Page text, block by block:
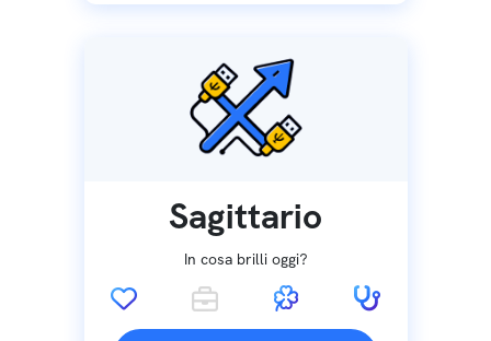
Sagittario
In cosa brilli oggi?